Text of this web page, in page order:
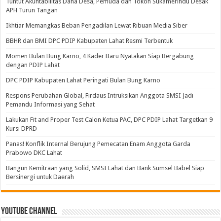
APH Turun Tangan
Ikhtiar Memangkas Beban Pengadilan Lewat Ribuan Media Siber
BBHR dan BMI DPC PDIP Kabupaten Lahat Resmi Terbentuk
Momen Bulan Bung Karno, 4 Kader Baru Nyatakan Siap Bergabung
dengan PDIP Lahat
DPC PDIP Kabupaten Lahat Peringati Bulan Bung Karno
Respons Perubahan Global, Firdaus Intruksikan Anggota SMSI Jadi
Pemandu Informasi yang Sehat
Lakukan Fit and Proper Test Calon Ketua PAC, DPC PDIP Lahat Targetkan 9
Kursi DPRD
Panas! Konflik Internal Berujung Pemecatan Enam Anggota Garda
Prabowo DKC Lahat
Bangun Kemitraan yang Solid, SMSI Lahat dan Bank Sumsel Babel Siap
Bersinergi untuk Daerah
Youtube Channel